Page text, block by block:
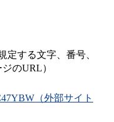
定する文字、番号、
のURL）
（外部サイト